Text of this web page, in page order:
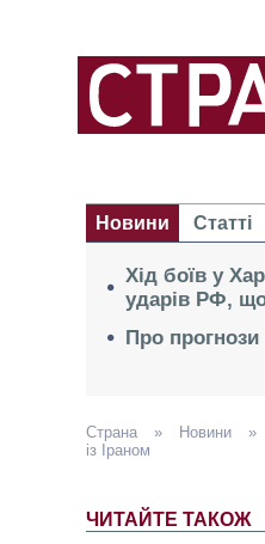
Новини Статті
Хід боїв у
ударів РФ,
Про
Страна » Новини »
із Іраном
ЧИТАЙТЕ ТАКОЖ